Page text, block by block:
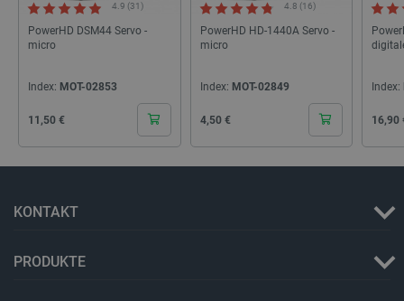
4.9 (31)
PowerHD DSM44 Servo -
micro
Index: MOT-02853
Cena
11,50 €
4.8 (16)
PowerHD HD-1440A Servo -
micro
Index: MOT-02849
Cena
4,50 €
Index:
Cena
16,90
KONTAKT
PRODUKTE
isListDisplay
LaSID
LLC
botland.de